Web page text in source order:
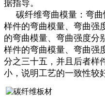
据指导。
碳纤维弯曲模量：弯曲
样件的弯曲模量、弯曲强
的弯曲模量、弯曲强度分
样件的弯曲模量、弯曲强
分之三十五，并且后者样
小，说明工艺的一致性较